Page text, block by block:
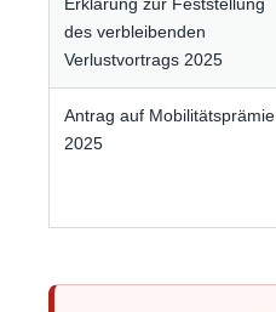
des verbleibenden
Verlustvortrags 2025
Antrag auf Mobilitätsprämie
2025